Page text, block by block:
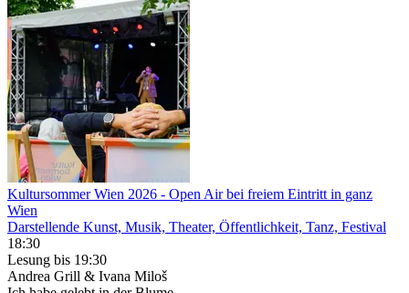
Kultursommer Wien 2026 - Open Air bei freiem Eintritt in ganz
Wien
Darstellende Kunst, Musik, Theater, Öffentlichkeit, Tanz, Festival
18:30
Lesung bis 19:30
Andrea Grill & Ivana Miloš